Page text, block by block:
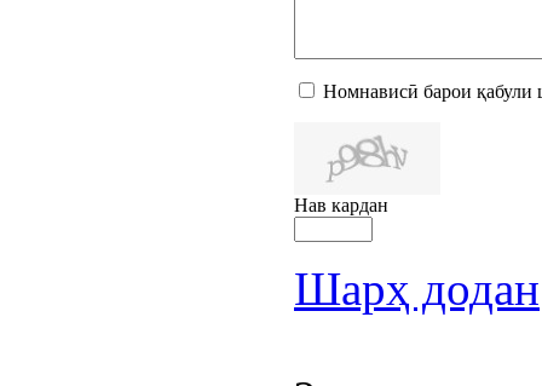
Номнависӣ барои қабули
Нав кардан
Шарҳ додан